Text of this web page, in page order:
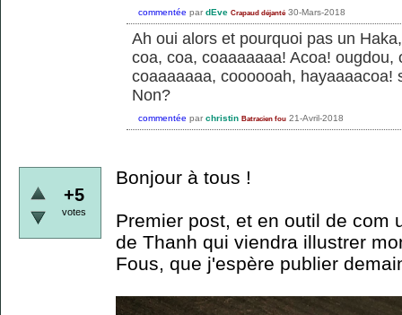
commentée par dEve Crapaud déjanté 30-Mars-2018
Ah oui alors et pourquoi pas un
coa, coa, coaaaaaaa! Acoa!
coaaaaaaa, coooooah,
Non?
commentée par christin Batracien fou 21-Avril-2018
+5
votes
Bonjour à tous !
Premier post, et en outil de com
de Thanh qui viendra illustrer
Fous, que j'espère publier